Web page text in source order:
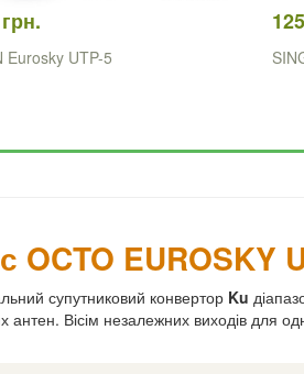
Eurosky UTP-5
OCTO EUROSKY
супутниковий конвертор Ku
антен. Вісім незалежних виходів для